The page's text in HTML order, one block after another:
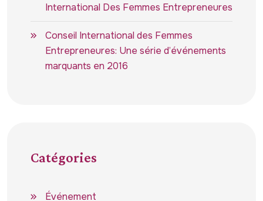
International Des Femmes Entrepreneures
Conseil International des Femmes
Entrepreneures: Une série d’événements
marquants en 2016
Catégories
Événement